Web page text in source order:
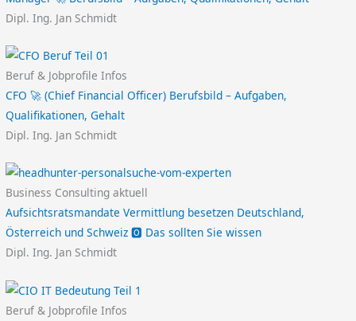
Dipl. Ing. Jan Schmidt
Beruf & Jobprofile Infos
CFO 🚀 (Chief Financial Officer) Berufsbild – Aufgaben,
Qualifikationen, Gehalt
Dipl. Ing. Jan Schmidt
Business Consulting aktuell
Aufsichtsratsmandate Vermittlung besetzen Deutschland,
Österreich und Schweiz 🅾️ Das sollten Sie wissen
Dipl. Ing. Jan Schmidt
Beruf & Jobprofile Infos